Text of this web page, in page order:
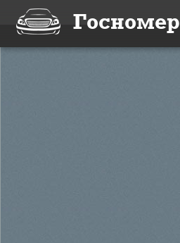
Госномер